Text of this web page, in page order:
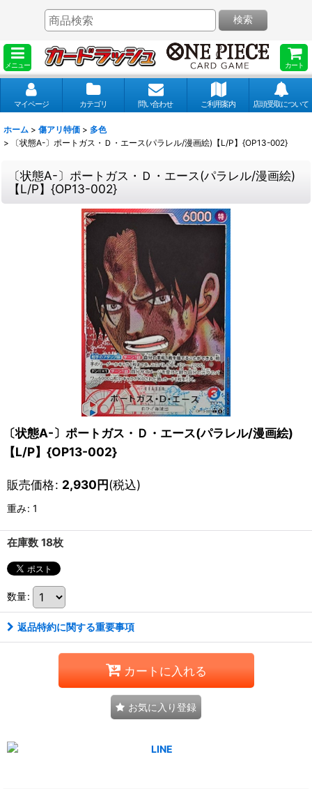
メニュー カート
検索
マイページ カテゴリ 問い合わせ ご利用案内 店頭受取について
ホーム > 傷アリ特価 > 多色
>
〔状態A-〕ポートガス・Ｄ・エース(パラレル/漫画絵)【L/P】{OP13-002}
〔状態A-〕ポートガス・Ｄ・エース(パラレル/漫画絵)
【L/P】{OP13-002}
〔状態A-〕ポートガス・Ｄ・エース(パラレル/漫画絵)
【L/P】{OP13-002}
販売価格: 2,930円(税込)
重み: 1
在庫数 18枚
数量:
返品特約に関する重要事項
カートに入れる
お気に入り登録